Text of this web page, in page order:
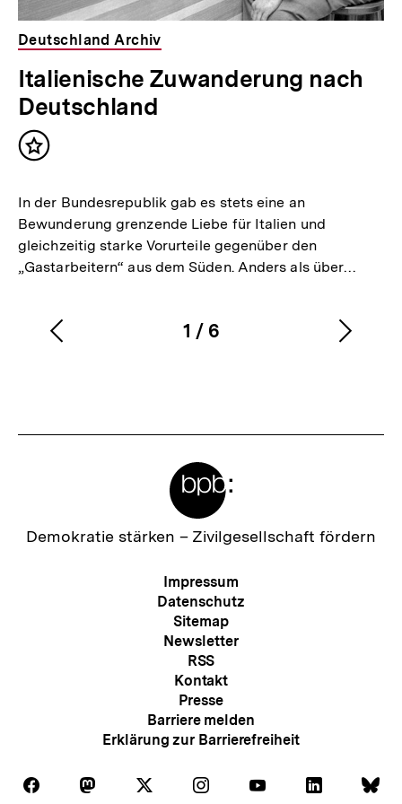
Deutschland Archiv
Italienische Zuwanderung nach
Deutschland
Inhalt
In der Bundesrepublik gab es stets eine an
Bewunderung grenzende Liebe für Italien und
gleichzeitig starke Vorurteile gegenüber den
„Gastarbeitern“ aus dem Süden. Anders als über…
Karussellinhalt
1
von
/ 6
Vorherigen
Zur
Demokratie stärken – Zivilgesellschaft fördern
Meta-
Navigation
Impressum
Datenschutz
Sitemap
Newsletter
RSS
Kontakt
Presse
Barriere melden
Erklärung zur Barrierefreiheit
Folgen
Auf
Folgen Folgen Folgen
Auf
Folgen Folgen